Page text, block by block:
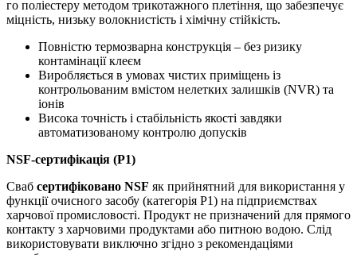
го поліестеру методом трикотажного плетіння, що забезпечує
міцність, низьку волокнистість і хімічну стійкість.
Повністю термозварна конструкція – без ризику
контамінації клеєм
Виробляється в умовах чистих приміщень із
контрольованим вмістом нелетких залишків (NVR) та
іонів
Висока точність і стабільність якості завдяки
автоматизованому контролю допусків
NSF-сертифікація (P1)
Сваб сертифіковано NSF як прийнятний для використання у
функції очисного засобу (категорія P1) на підприємствах
харчової промисловості. Продукт не призначений для прямого
контакту з харчовими продуктами або питною водою. Слід
використовувати виключно згідно з рекомендаціями